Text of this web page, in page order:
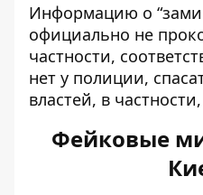
Информацию о
официально не
частности,
нет у полиции,
властей, в
Фейковые